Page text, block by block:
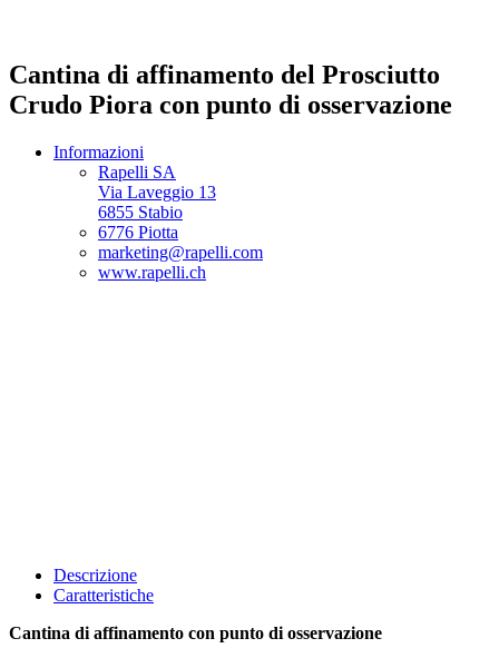
Cantina di affinamento del Prosciutto
Crudo Piora con punto di osservazione
Informazioni
Rapelli SA
Via Laveggio 13
6855 Stabio
6776 Piotta
marketing@rapelli.com
www.rapelli.ch
Descrizione
Caratteristiche
Cantina di affinamento con punto di osservazione